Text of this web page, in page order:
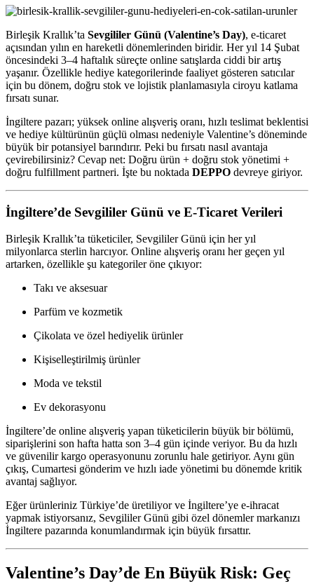
Birleşik Krallık’ta Sevgililer Günü (Valentine’s Day), e-ticaret
açısından yılın en hareketli dönemlerinden biridir. Her yıl 14 Şubat
öncesindeki 3–4 haftalık süreçte online satışlarda ciddi bir artış
yaşanır. Özellikle hediye kategorilerinde faaliyet gösteren satıcılar
için bu dönem, doğru stok ve lojistik planlamasıyla ciroyu katlama
fırsatı sunar.
İngiltere pazarı; yüksek online alışveriş oranı, hızlı teslimat beklentisi
ve hediye kültürünün güçlü olması nedeniyle Valentine’s döneminde
büyük bir potansiyel barındırır. Peki bu fırsatı nasıl avantaja
çevirebilirsiniz? Cevap net: Doğru ürün + doğru stok yönetimi +
doğru fulfillment partneri. İşte bu noktada DEPPO devreye giriyor.
İngiltere’de Sevgililer Günü ve E-Ticaret Verileri
Birleşik Krallık’ta tüketiciler, Sevgililer Günü için her yıl
milyonlarca sterlin harcıyor. Online alışveriş oranı her geçen yıl
artarken, özellikle şu kategoriler öne çıkıyor:
Takı ve aksesuar
Parfüm ve kozmetik
Çikolata ve özel hediyelik ürünler
Kişiselleştirilmiş ürünler
Moda ve tekstil
Ev dekorasyonu
İngiltere’de online alışveriş yapan tüketicilerin büyük bir bölümü,
siparişlerini son hafta hatta son 3–4 gün içinde veriyor. Bu da hızlı
ve güvenilir kargo operasyonunu zorunlu hale getiriyor. Aynı gün
çıkış, Cumartesi gönderim ve hızlı iade yönetimi bu dönemde kritik
avantaj sağlıyor.
Eğer ürünleriniz Türkiye’de üretiliyor ve İngiltere’ye e-ihracat
yapmak istiyorsanız, Sevgililer Günü gibi özel dönemler markanızı
İngiltere pazarında konumlandırmak için büyük fırsattır.
Valentine’s Day’de En Büyük Risk: Geç